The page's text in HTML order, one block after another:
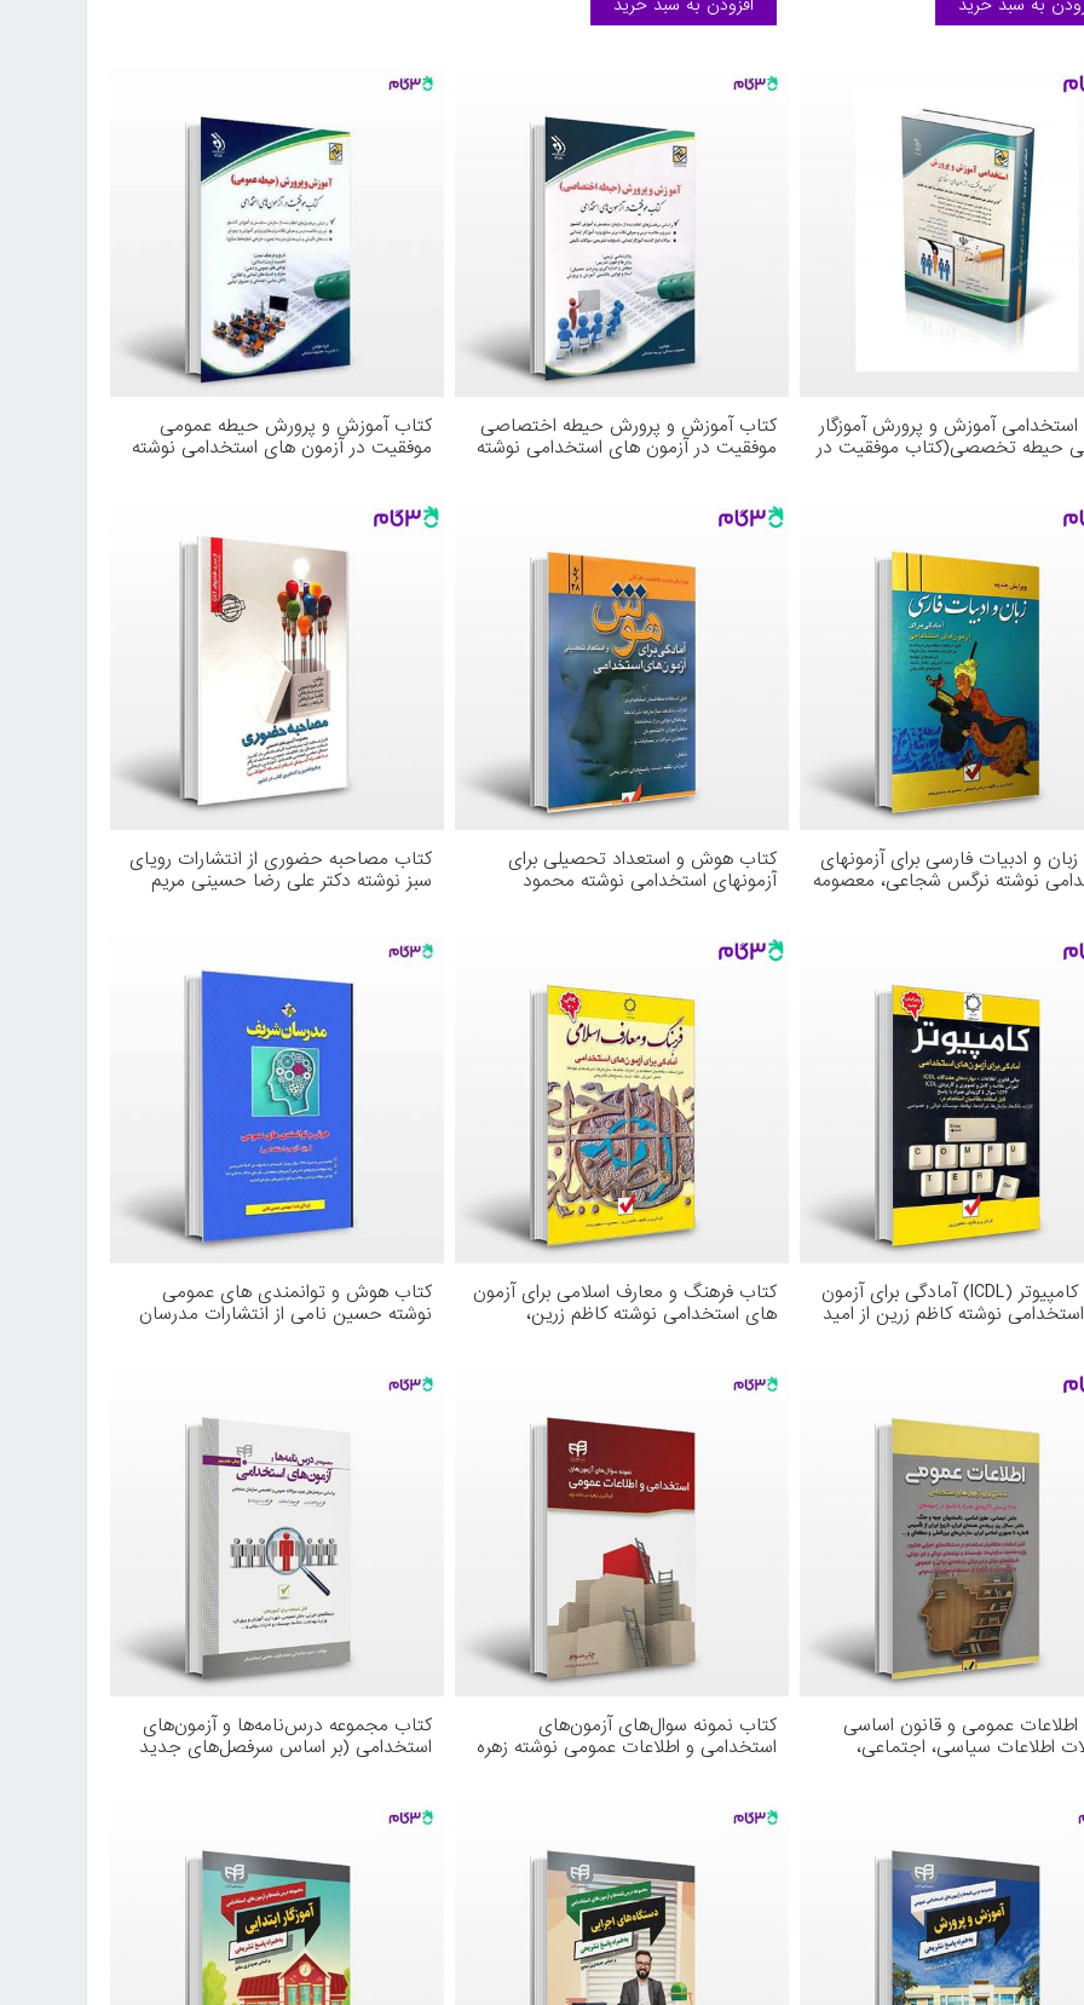
آموزش و پرورش آموزگار
حیطه تخصصی(کتاب موفقیت در
کتاب آموزش و پرورش حیطه اختصاصی
موفقیت در آزمون های استخدامی نوشته
کتاب آموزش و پرورش حیطه عمومی
موفقیت در آزمون های استخدامی نوشته
و ادبیات فارسی برای آزمونهای
نوشته نرگس شجاعی، معصومه
کتاب هوش و استعداد تحصیلی برای
آزمونهای استخدامی نوشته محمود
کتاب مصاحبه حضوری از انتشارات رویای
سبز نوشته دکتر علی رضا حسینی مریم
کتاب کامپیوتر (ICDL) آمادگی برای آزمون
نوشته کاظم زرین از امید
کتاب فرهنگ و معارف اسلامی برای آزمون
های استخدامی نوشته کاظم زرین،
کتاب هوش و توانمندی های عمومی
نوشته حسین نامی از انتشارات مدرسان
عمومی و قانون اساسی
اطلاعات سیاسی، اجتماعی،
کتاب نمونه سوال‌های آزمون‌های
استخدامی و اطلاعات عمومی نوشته زهره
کتاب مجموعه درس‌نامه‌ها و آزمون‌های
استخدامی (بر اساس سرفصل‌های جدید
یاریان، مجتبی اسماعیلیان از انتشارات
کیان